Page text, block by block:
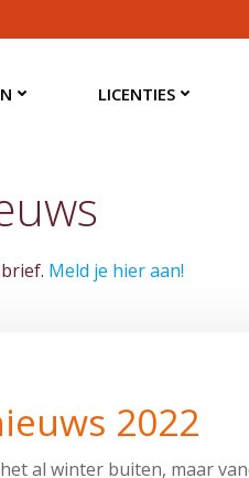
LICENTIES
Meld je hier aan!
2022
al winter buiten, maar